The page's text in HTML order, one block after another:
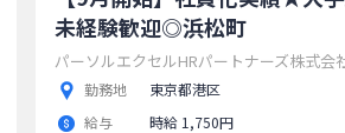
未経験歓迎◎浜松町
パーソルエクセルHRパートナーズ株式会
勤務地
東京都港区
給与
時給 1,750円